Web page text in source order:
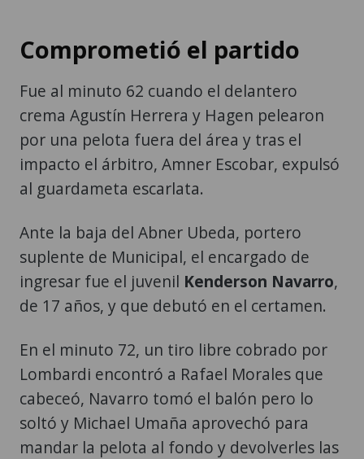
Comprometió el partido
Fue al minuto 62 cuando el delantero
crema Agustín Herrera y Hagen pelearon
por una pelota fuera del área y tras el
impacto el árbitro, Amner Escobar, expulsó
al guardameta escarlata.
Ante la baja del Abner Ubeda, portero
suplente de Municipal, el encargado de
ingresar fue el juvenil Kenderson Navarro,
de 17 años, y que debutó en el certamen.
En el minuto 72, un tiro libre cobrado por
Lombardi encontró a Rafael Morales que
cabeceó, Navarro tomó el balón pero lo
soltó y Michael Umaña aprovechó para
mandar la pelota al fondo y devolverles las